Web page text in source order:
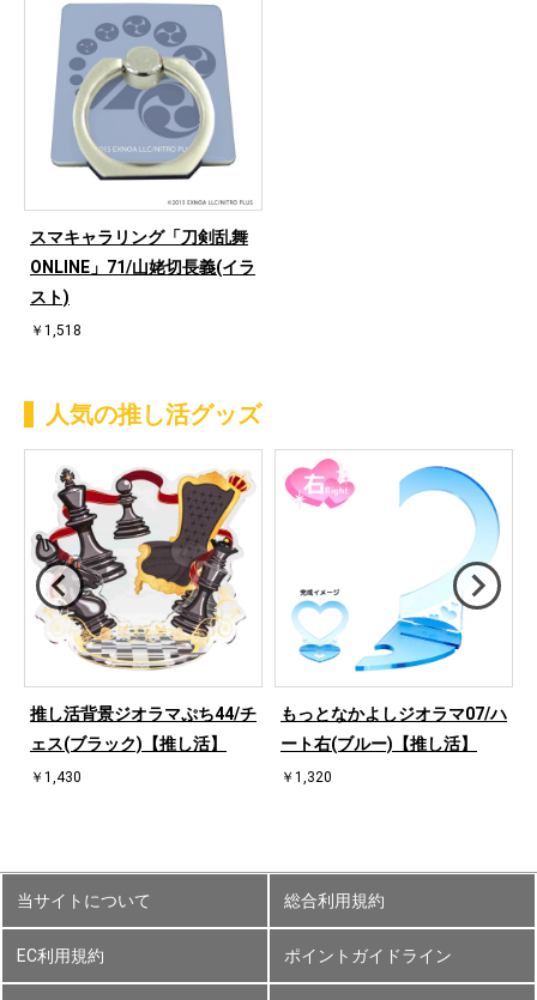
スマキャラリング「刀剣乱舞
ONLINE」71/山姥切長義(イラ
スト)
￥1,518
人気の推し活グッズ
推し活背景ジオラマぷち44/チ
ェス(ブラック)【推し活】
￥1,430
もっとなかよしジオラマ07/ハ
ート右(ブルー)【推し活】
￥1,320
当サイトについて 総合利用規約
EC利用規約 ポイントガイドライン